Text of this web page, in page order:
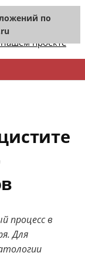
сайта
проекте
процесс в
Для
по